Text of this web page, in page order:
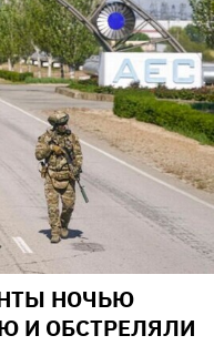
НОЧЬЮ
И ОБСТРЕЛЯЛИ